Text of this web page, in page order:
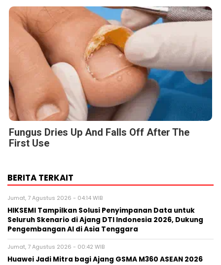
Fungus Dries Up And Falls Off After The
First Use
BERITA TERKAIT
Jumat, 7 Agustus 2026 - 04:14 WIB
HIKSEMI Tampilkan Solusi Penyimpanan Data untuk
Seluruh Skenario di Ajang DTI Indonesia 2026, Dukung
Pengembangan AI di Asia Tenggara
Jumat, 7 Agustus 2026 - 00:42 WIB
Huawei Jadi Mitra bagi Ajang GSMA M360 ASEAN 2026